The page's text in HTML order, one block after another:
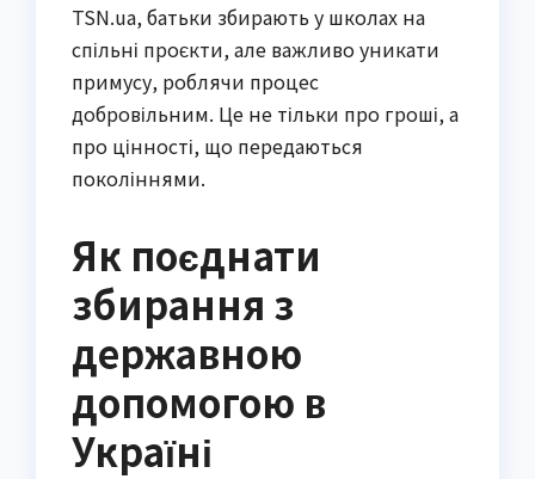
TSN.ua, батьки збирають у школах на
спільні проєкти, але важливо уникати
примусу, роблячи процес
добровільним. Це не тільки про гроші, а
про цінності, що передаються
поколіннями.
Як поєднати
збирання з
державною
допомогою в
Україні